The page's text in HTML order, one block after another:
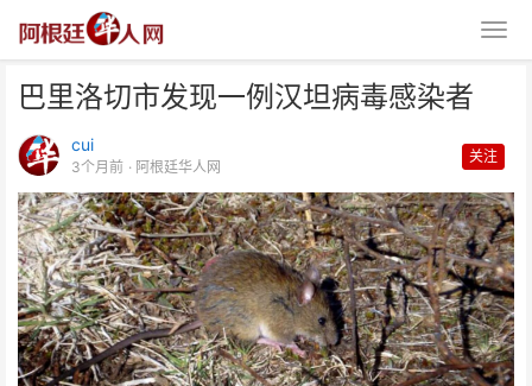
巴里洛切市发现一例汉坦病毒感染者
cui
3个月前 · 阿根廷华人网
关注
巴里洛切市发现一例汉坦病毒感染
者